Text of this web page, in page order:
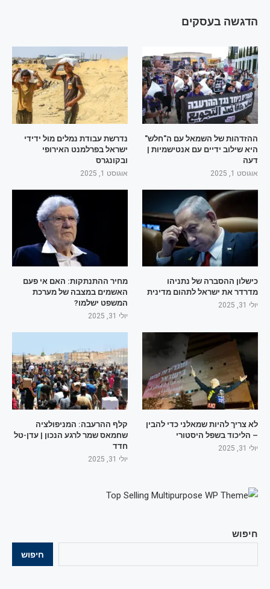
חיפוש
חיפוש
הדגשה בעסקים
ההזדהות של השמאל עם ה"חלש"
היא שילוב ידיים עם אנטישמיות |
דעה
אוגוסט 1, 2025
נדרשת עבודת נמלים מול ידידי
ישראל בפרלמנט האירופי
ובקונגרס
אוגוסט 1, 2025
כישלון ההסברה של נתניהו
מדרדר את ישראל לתהום מדינית
יולי 31, 2025
מחיר ההתנתקות: האם אי פעם
האשמים במצבה של מערכת
המשפט ישלמו?
יולי 31, 2025
לא צריך להיות שמאלני כדי להבין
– הליכוד בשפל היסטורי
יולי 31, 2025
קלף ההרעבה: המניפולציה
שחמאס שמר לרגע הנכון | עדן-טל
חדד
יולי 31, 2025